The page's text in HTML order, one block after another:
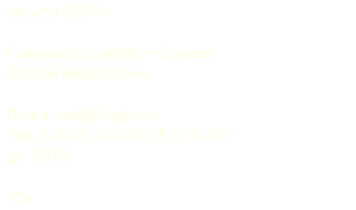
августа 2009 г.
Главный редактор — Грачев
Сергей Викторович.
Почта: mail@5uglov.ru
Тел. 8 (812) 274-35-25 (c 12.00
до 18.00)
12+